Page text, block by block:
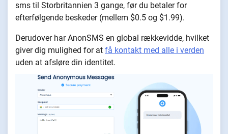
sms til Storbritannien 3 gange, før du betaler for
efterfølgende beskeder (mellem $0.5 og $1.99).
Derudover har AnonSMS en global rækkevidde, hvilket
giver dig mulighed for at få kontakt med alle i verden
uden at afsløre din identitet.